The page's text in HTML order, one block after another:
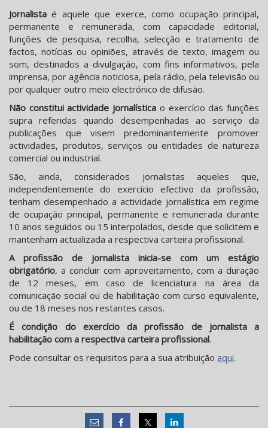
Jornalista é aquele que exerce, como ocupação principal,
permanente e remunerada, com capacidade editorial,
funções de pesquisa, recolha, selecção e tratamento de
factos, notícias ou opiniões, através de texto, imagem ou
som, destinados a divulgação, com fins informativos, pela
imprensa, por agência noticiosa, pela rádio, pela televisão ou
por qualquer outro meio electrónico de difusão.
Não constitui actividade jornalística o exercício das funções
supra referidas quando desempenhadas ao serviço da
publicações que visem predominantemente promover
actividades, produtos, serviços ou entidades de natureza
comercial ou industrial.
São, ainda, considerados jornalistas aqueles que,
independentemente do exercício efectivo da profissão,
tenham desempenhado a actividade jornalística em regime
de ocupação principal, permanente e remunerada durante
10 anos seguidos ou 15 interpolados, desde que solicitem e
mantenham actualizada a respectiva carteira profissional.
A profissão de jornalista inicia-se com um estágio
obrigatório, a concluir com aproveitamento, com a duração
de 12 meses, em caso de licenciatura na área da
comunicação social ou de habilitação com curso equivalente,
ou de 18 meses nos restantes casos.
É condição do exercício da profissão
de jornalista a
habilitação com a respectiva carteira profissional.
Pode consultar os requisitos para a sua atribuição aqui.